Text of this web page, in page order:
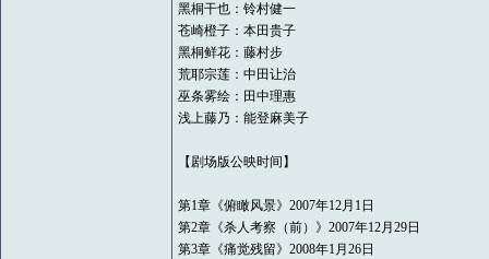
黑桐干也：铃村健一
苍崎橙子：本田贵子
黑桐鲜花：藤村步
荒耶宗莲：中田让治
巫条雾绘：田中理惠
浅上藤乃：能登麻美子
【剧场版公映时间】
第1章《俯瞰风景》2007年12月1日
第2章《杀人考察（前）》2007年12月29日
第3章《痛觉残留》2008年1月26日